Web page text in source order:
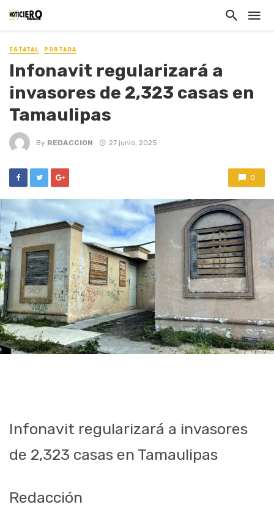
ESTATAL PORTADA
Infonavit regularizará a
invasores de 2,323 casas en
Tamaulipas
By REDACCION 27 junio, 2025
0
Infonavit regularizará a invasores
de 2,323 casas en Tamaulipas
Redacción